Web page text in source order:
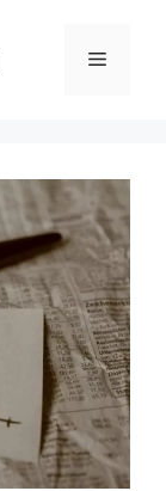
Menu